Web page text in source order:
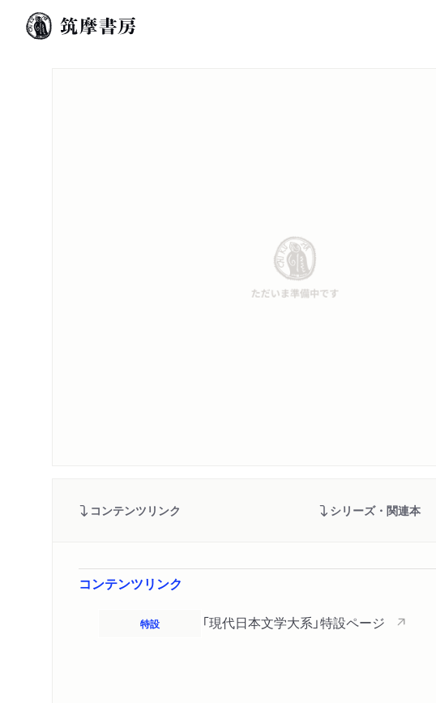
コンテンツリンク シリーズ・関連本
コンテンツリンク
特設 「現代日本文学大系」特設ページ